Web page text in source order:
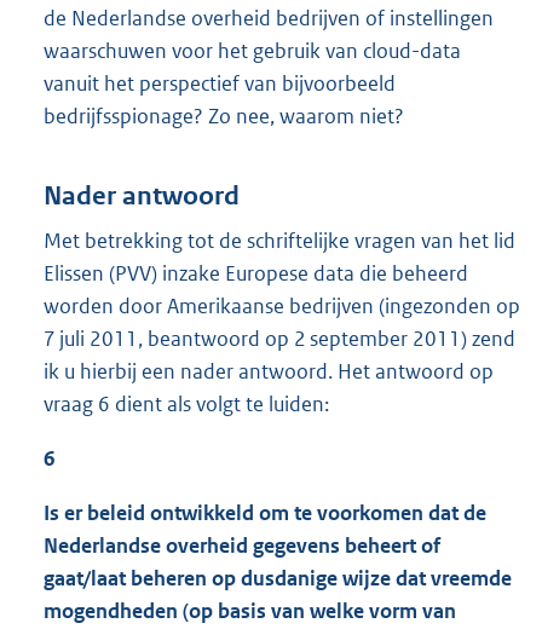
de Nederlandse overheid bedrijven of instellingen
waarschuwen voor het gebruik van cloud-data
vanuit het perspectief van bijvoorbeeld
bedrijfsspionage? Zo nee, waarom niet?
Nader antwoord
Met betrekking tot de schriftelijke vragen van het lid
Elissen (PVV) inzake Europese data die beheerd
worden door Amerikaanse bedrijven (ingezonden op
7 juli 2011, beantwoord op 2 september 2011) zend
ik u hierbij een nader antwoord. Het antwoord op
vraag 6 dient als volgt te luiden:
6
Is er beleid ontwikkeld om te voorkomen dat de
Nederlandse overheid gegevens beheert of
gaat/laat beheren op dusdanige wijze dat vreemde
mogendheden (op basis van welke vorm van